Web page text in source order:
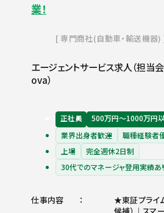
業！
専門商社(自動車・輸送機器)
エージェントサービス求人（担
ova）
正社員 500万円〜1000万円
業界出身者歓迎
職種経験者
上場
完全週休2日制
30代でのマネージャ登用実績あ
仕事内容
★東証プライ